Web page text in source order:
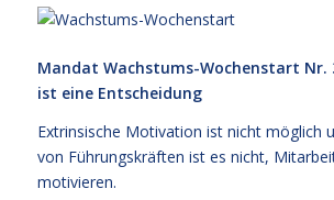
Mandat Wachstums-Wochenstart Nr.
ist eine Entscheidung
Extrinsische Motivation ist nicht möglich
von Führungskräften ist es nicht,
motivieren.